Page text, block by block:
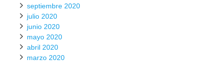
septiembre 2020
julio 2020
junio 2020
mayo 2020
abril 2020
marzo 2020